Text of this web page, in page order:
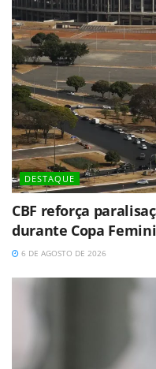
DESTAQUE
CBF reforça
durante Copa
6 DE AGOSTO DE 2026